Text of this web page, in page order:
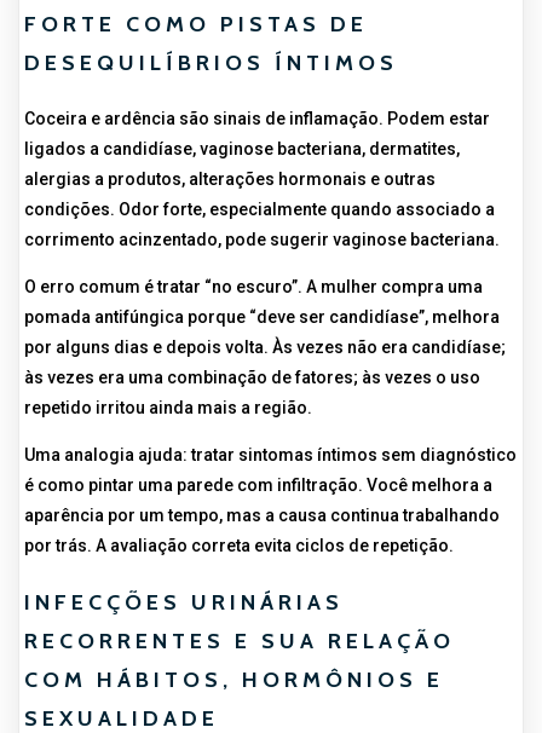
FORTE COMO PISTAS DE
DESEQUILÍBRIOS ÍNTIMOS
Coceira e ardência são sinais de inflamação. Podem estar
ligados a candidíase, vaginose bacteriana, dermatites,
alergias a produtos, alterações hormonais e outras
condições. Odor forte, especialmente quando associado a
corrimento acinzentado, pode sugerir vaginose bacteriana.
O erro comum é tratar “no escuro”. A mulher compra uma
pomada antifúngica porque “deve ser candidíase”, melhora
por alguns dias e depois volta. Às vezes não era candidíase;
às vezes era uma combinação de fatores; às vezes o uso
repetido irritou ainda mais a região.
Uma analogia ajuda: tratar sintomas íntimos sem diagnóstico
é como pintar uma parede com infiltração. Você melhora a
aparência por um tempo, mas a causa continua trabalhando
por trás. A avaliação correta evita ciclos de repetição.
INFECÇÕES URINÁRIAS
RECORRENTES E SUA RELAÇÃO
COM HÁBITOS, HORMÔNIOS E
SEXUALIDADE